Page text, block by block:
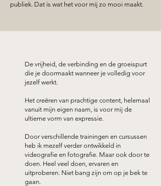
publiek. Dat is wat het voor mij zo mooi maakt.
De vrijheid, de verbinding en de groeispurt
die je doormaakt wanneer je volledig voor
jezelf werkt.
Het creëren van prachtige content, helemaal
vanuit mijn eigen naam, is voor mij de
ultieme vorm van expressie.
Door verschillende trainingen en cursussen
heb ik mezelf verder ontwikkeld in
videografie en fotografie. Maar ook door te
doen. Heel veel doen, ervaren en
uitproberen. Niet bang zijn om op je bek te
gaan.